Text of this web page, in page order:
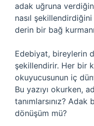
adak uğruna
nasıl
derin bir bağ
Edebiyat, bireylerin
şekillendirir. Her bir
okuyucusunun iç
Bu yazıyı okurken,
tanımlarsınız?
dönüşüm mü?